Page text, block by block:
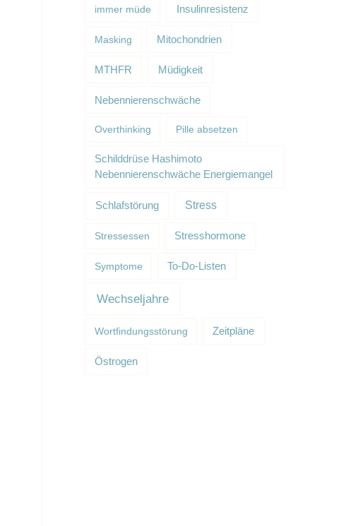
immer müde Insulinresistenz
Masking Mitochondrien
MTHFR Müdigkeit
Nebennierenschwäche
Overthinking Pille absetzen
Schilddrüse Hashimoto
Nebennierenschwäche Energiemangel
Schlafstörung Stress
Stressessen Stresshormone
Symptome To-Do-Listen
Wechseljahre
Wortfindungsstörung Zeitpläne
Östrogen